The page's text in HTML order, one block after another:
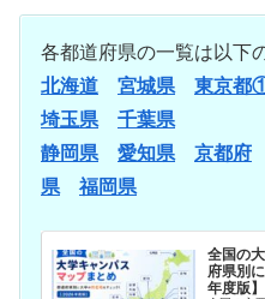
各都道府県の一覧は以下
北海道
宮城県 東京都
埼玉県
千葉県
静岡県
愛知県 京都府
県
福岡県
全国の
府県別
年度版】